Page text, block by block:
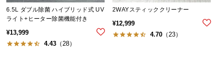
リ
ア
イ
ス
6.5L ダブル除菌 ハイブリッド式 UV
ライト+ヒーター除菌機能付き
¥13,999
4.43 （28）
2WAYスティッククリーナー
¥12,999
4.70 （23）